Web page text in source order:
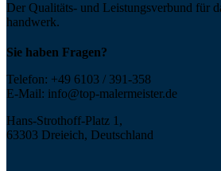
Der Qualitäts- und Leis­tungs­ver­bund für
handwerk.
Sie haben Fragen?
Telefon: +49 6103 / 391-358
E-Mail: info@top-malermeister.de
Hans-Strothoff-Platz 1,
63303 Dreieich, Deutschland